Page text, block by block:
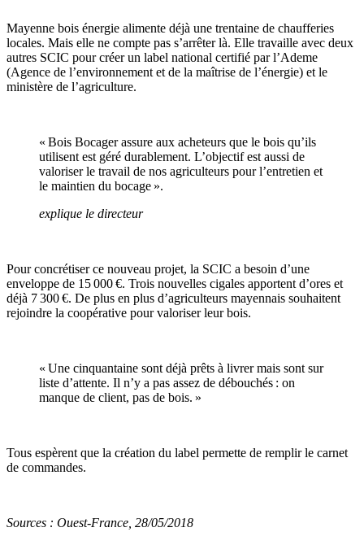
Mayenne bois énergie alimente déjà une trentaine de chaufferies
locales. Mais elle ne compte pas s’arrêter là. Elle travaille avec deux
autres SCIC pour créer un label national certifié par l’Ademe
(Agence de l’environnement et de la maîtrise de l’énergie) et le
ministère de l’agriculture.
« Bois Bocager assure aux acheteurs que le bois qu’ils
utilisent est géré durablement. L’objectif est aussi de
valoriser le travail de nos agriculteurs pour l’entretien et
le maintien du bocage ».
explique le directeur
Pour concrétiser ce nouveau projet, la SCIC a besoin d’une
enveloppe de 15 000 €. Trois nouvelles cigales apportent d’ores et
déjà 7 300 €. De plus en plus d’agriculteurs mayennais souhaitent
rejoindre la coopérative pour valoriser leur bois.
« Une cinquantaine sont déjà prêts à livrer mais sont sur
liste d’attente. Il n’y a pas assez de débouchés : on
manque de client, pas de bois. »
Tous espèrent que la création du label permette de remplir le carnet
de commandes.
Sources : Ouest-France, 28/05/2018